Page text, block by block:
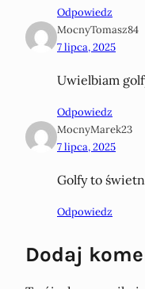
Odpowiedz
MocnyTomasz84
7 lipca, 2025
Uwielbiam
Odpowiedz
MocnyMarek23
7 lipca, 2025
Golfy to
Odpowiedz
Dodaj